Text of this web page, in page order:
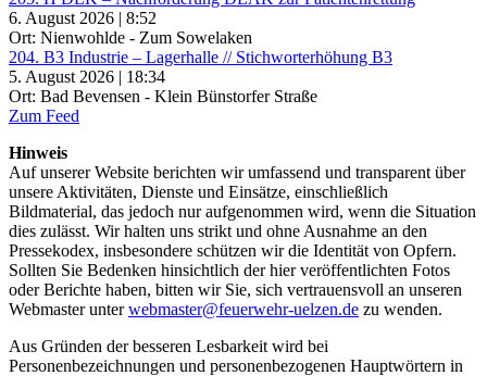
6. August 2026 | 8:52
Ort: Nienwohlde - Zum Sowelaken
204. B3 Industrie – Lagerhalle // Stichworterhöhung B3
5. August 2026 | 18:34
Ort: Bad Bevensen - Klein Bünstorfer Straße
Zum Feed
Hinweis
Auf unserer Website berichten wir umfassend und transparent über
unsere Aktivitäten, Dienste und Einsätze, einschließlich
Bildmaterial, das jedoch nur aufgenommen wird, wenn die Situation
dies zulässt. Wir halten uns strikt und ohne Ausnahme an den
Pressekodex, insbesondere schützen wir die Identität von Opfern.
Sollten Sie Bedenken hinsichtlich der hier veröffentlichten Fotos
oder Berichte haben, bitten wir Sie, sich vertrauensvoll an unseren
Webmaster unterwebmaster@feuerwehr-uelzen.de zu wenden.
Aus Gründen der besseren Lesbarkeit wird bei
Personenbezeichnungen und personenbezogenen Hauptwörtern in